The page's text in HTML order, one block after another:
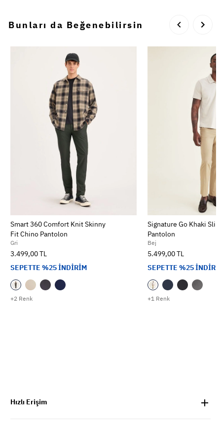
Bunları da Beğenebilirsin
+2 Renk
Smart 360 Comfort Knit Skinny
Fit Chino Pantolon
Gri
3.499,00 TL
SEPETTE %25 İNDİRİM
+1 Renk
Signature Go Khaki
Pantolon
Bej
5.499,00 TL
SEPETTE %25
Hızlı Erişim